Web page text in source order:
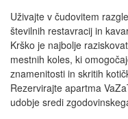
Uživajte v čudovitem
številnih restavracij in
Krško je najbolje
mestnih koles, ki
znamenitosti in skritih
Rezervirajte apartma
udobje sredi